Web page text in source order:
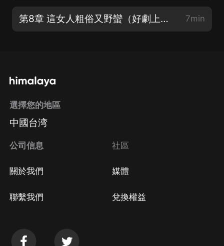
第8章 這女人粗俗又野蠻（好劇上線❤請多點讚） 7min
選擇您的地區
中國台湾
公司信息
關於我們
聯繫我們
社區
媒體
兌換權益